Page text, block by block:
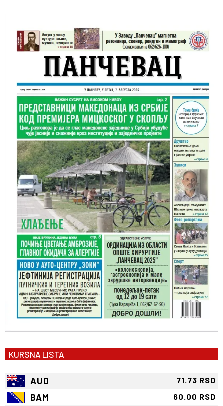
KURSNA LISTA
AUD 71.73 RSD
BAM 60.00 RSD